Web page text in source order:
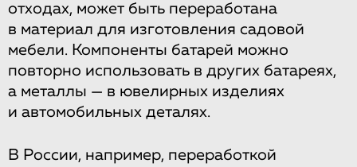
отходах, может быть переработана
в материал для изготовления садовой
мебели. Компоненты батарей можно
повторно использовать в других батареях,
а металлы — в ювелирных изделиях
и автомобильных деталях.
В России, например, переработкой